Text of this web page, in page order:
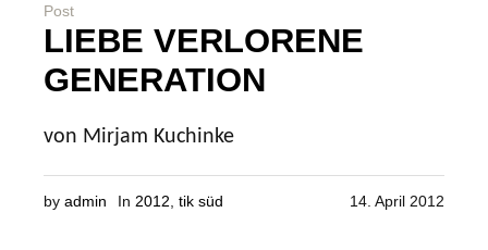
Post
LIEBE VERLORENE
GENERATION
von Mirjam Kuchinke
14. April 2012
by admin In 2012 tik süd